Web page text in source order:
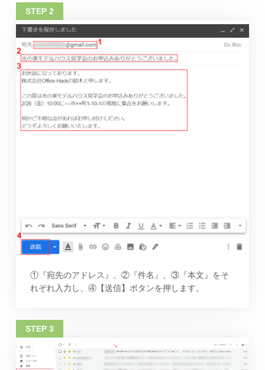
①『宛先のアドレス』、②『件名』、③『本文』をそ
れぞれ入力し、④【送信】ボタンを押します。